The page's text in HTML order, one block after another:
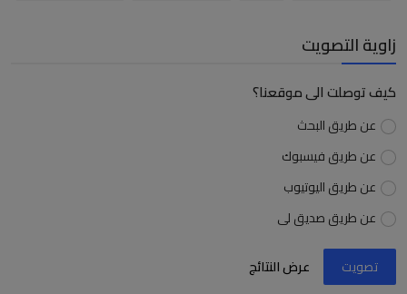
زاوية التصويت
كيف توصلت الى موقعنا؟
عن طريق البحث
عن طريق فيسبوك
عن طريق اليوتيوب
عن طريق صديق لى
تصويت عرض النتائج